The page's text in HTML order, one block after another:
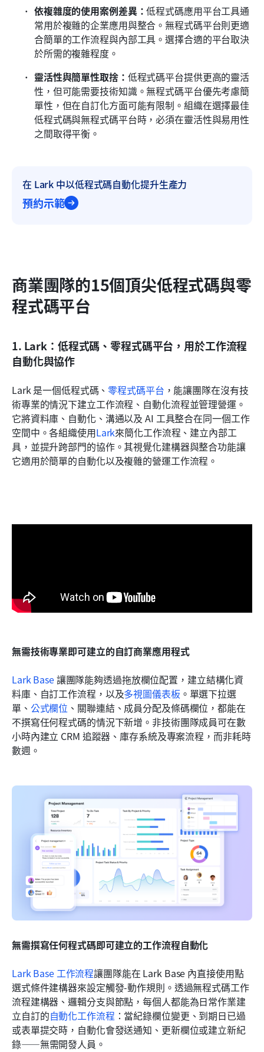
依複雜度的使用案例差異：低程式碼應用平台工具通
常用於複雜的企業應用與整合。無程式碼平台則更適
合簡單的工作流程與內部工具。選擇合適的平台取決
於所需的複雜程度。
靈活性與簡單性取捨： 低程式碼平台提供更高的靈活
性，但可能需要技術知識。無程式碼平台優先考慮簡
單性，但在自訂化方面可能有限制。組織在選擇最佳
低程式碼與無程式碼平台時，必須在靈活性與易用性
之間取得平衡。
在 Lark 中以低程式碼自動化提升生產力
預約示範
商業團隊的15個頂尖低程式碼與零
程式碼平台
1. Lark：低程式碼、零程式碼平台，用於工作流程
自動化與協作
Lark 是一個低程式碼、 零程式碼平台 ，能讓團隊在沒有技
術專業的情況下建立工作流程、自動化流程並管理營運。
它將資料庫、自動化、溝通以及 AI 工具整合在同一個工作
空間中。各組織使用Lark來簡化工作流程、建立內部工
具，並提升跨部門的協作。其視覺化建構器與整合功能讓
它適用於簡單的自動化以及複雜的營運工作流程。
無需技術專業即可建立的自訂商業應用程式
Lark Base 讓團隊能夠透過拖放欄位配置，建立結構化資
料庫、自訂工作流程，以及多視圖儀表板 。單選下拉選
單、 公式欄位 、關聯連結、成員分配及條碼欄位，都能在
不撰寫任何程式碼的情況下新增。非技術團隊成員可在數
小時內建立 CRM 追蹤器、庫存系統及專案流程，而非耗時
數週。
無需撰寫任何程式碼即可建立的工作流程自動化
Lark Base 工作流程讓團隊能在 Lark Base 內直接使用點
選式條件建構器來設定觸發-動作規則。透過無程式碼工作
流程建構器、邏輯分支與節點，每個人都能為日常作業建
立自訂的自動化工作流程 ：當紀錄欄位變更、到期日已過
或表單提交時，自動化會發送通知、更新欄位或建立新紀
錄——無需開發人員。